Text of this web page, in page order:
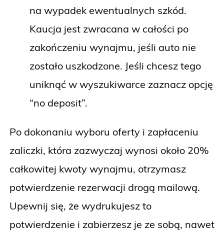
na wypadek ewentualnych szkód.
Kaucja jest zwracana w całości po
zakończeniu wynajmu, jeśli auto nie
zostało uszkodzone. Jeśli chcesz tego
uniknąć w wyszukiwarce zaznacz opcję
“no deposit”.
Po dokonaniu wyboru oferty i zapłaceniu
zaliczki, która zazwyczaj wynosi około 20%
całkowitej kwoty wynajmu, otrzymasz
potwierdzenie rezerwacji drogą mailową.
Upewnij się, że wydrukujesz to
potwierdzenie i zabierzesz je ze sobą, nawet